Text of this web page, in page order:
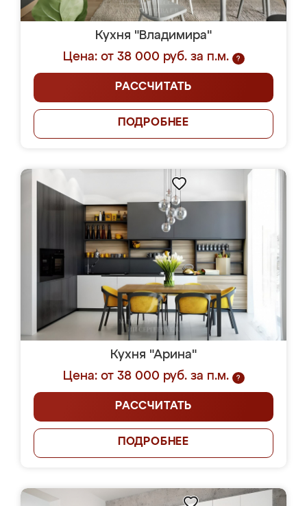
Кухня "Владимира"
Цена: от 38 000 руб. за п.м.
?
РАССЧИТАТЬ
ПОДРОБНЕЕ
Кухня "Арина"
Цена: от 38 000 руб. за п.м.
?
РАССЧИТАТЬ
ПОДРОБНЕЕ